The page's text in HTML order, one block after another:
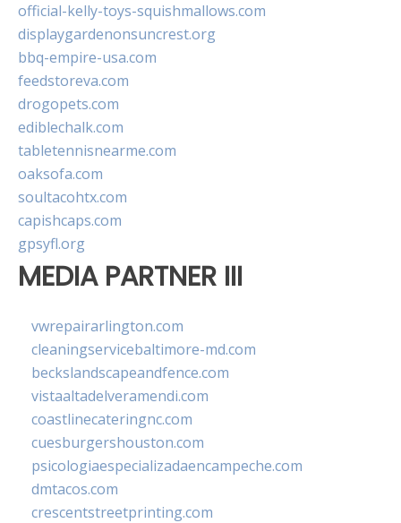
official-kelly-toys-squishmallows.com
displaygardenonsuncrest.org
bbq-empire-usa.com
feedstoreva.com
drogopets.com
ediblechalk.com
tabletennisnearme.com
oaksofa.com
soultacohtx.com
capishcaps.com
gpsyfl.org
MEDIA PARTNER III
vwrepairarlington.com
cleaningservicebaltimore-md.com
beckslandscapeandfence.com
vistaaltadelveramendi.com
coastlinecateringnc.com
cuesburgershouston.com
psicologiaespecializadaencampeche.com
dmtacos.com
crescentstreetprinting.com